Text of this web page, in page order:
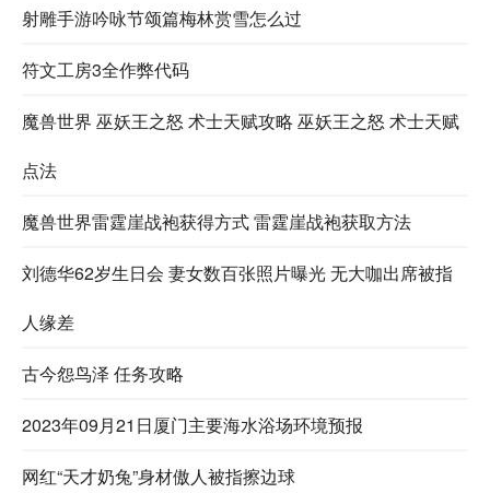
射雕手游吟咏节颂篇梅林赏雪怎么过
符文工房3全作弊代码
魔兽世界 巫妖王之怒 术士天赋攻略 巫妖王之怒 术士天赋
点法
魔兽世界雷霆崖战袍获得方式 雷霆崖战袍获取方法
刘德华62岁生日会 妻女数百张照片曝光 无大咖出席被指
人缘差
古今怨鸟泽 任务攻略
2023年09月21日厦门主要海水浴场环境预报
网红“天才奶兔”身材傲人被指擦边球